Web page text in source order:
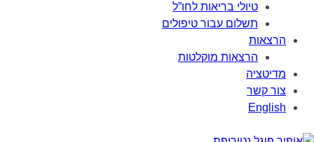
טיולי בריאות לחו”ל
תשלום עבור טיפולים
הרצאות
הרצאות מוקלטות
מדיטציה
צור קשר
English